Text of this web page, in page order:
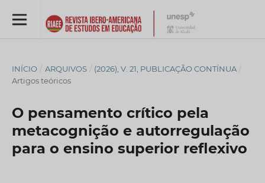
INÍCIO / ARQUIVOS / (2026), V. 21, PUBLICAÇÃO CONTÍNUA /
Artigos teóricos
O pensamento crítico pela
metacognição e autorregulação
para o ensino superior reflexivo